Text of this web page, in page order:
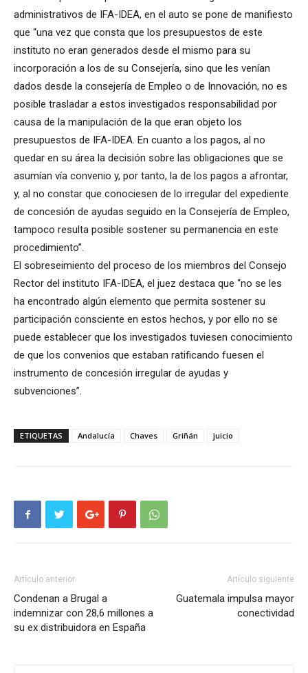
administrativos de IFA-IDEA, en el auto se pone de manifiesto
que “una vez que consta que los presupuestos de este
instituto no eran generados desde el mismo para su
incorporación a los de su Consejería, sino que les venían
dados desde la consejería de Empleo o de Innovación, no es
posible trasladar a estos investigados responsabilidad por
causa de la manipulación de la que eran objeto los
presupuestos de IFA-IDEA. En cuanto a los pagos, al no
quedar en su área la decisión sobre las obligaciones que se
asumían vía convenio y, por tanto, la de los pagos a afrontar,
y, al no constar que conociesen de lo irregular del expediente
de concesión de ayudas seguido en la Consejería de Empleo,
tampoco resulta posible sostener su permanencia en este
procedimiento”.
El sobreseimiento del proceso de los miembros del Consejo
Rector del instituto IFA-IDEA, el juez destaca que “no se les
ha encontrado algún elemento que permita sostener su
participación consciente en estos hechos, y por ello no se
puede establecer que los investigados tuviesen conocimiento
de que los convenios que estaban ratificando fuesen el
instrumento de concesión irregular de ayudas y
subvenciones”.
ETIQUETAS Andalucía Chaves Griñán juicio
Artículo anterior
Condenan a Brugal a
indemnizar con 28,6 millones a
su ex distribuidora en España
Artículo siguiente
Guatemala impulsa mayor
conectividad